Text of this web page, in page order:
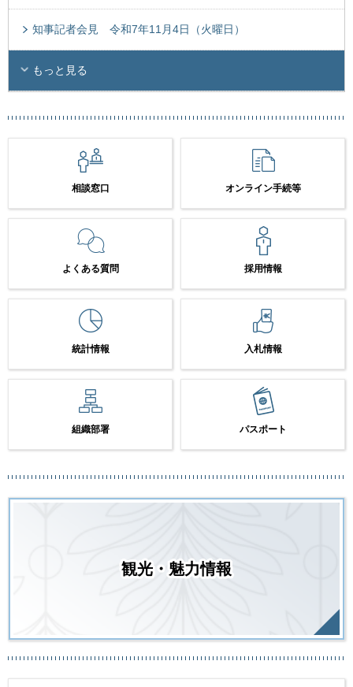
知事記者会見 令和7年11月4日（火曜日）
もっと見る
相談窓口 オンライン手続等
よくある質問 採用情報
統計情報 入札情報
組織部署 パスポート
観光・魅力情報